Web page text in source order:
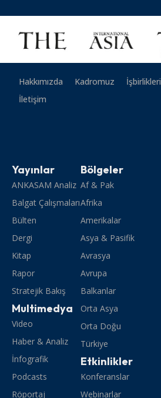
Hakkımızda Kadromuz İşbirlikleri
İletişim
Yayınlar
ANKASAM Analiz
Balgat Çalışmaları
Bülten
Dergi
Kitap
Rapor
Stratejik Bakış
Multimedya
Video
Haber & Analiz
İnfografik
Podcasts
Röportaj
Bölgeler
Af & Pak
Afrika
Amerikalar
Asya & Pasifik
Avrasya
Avrupa
Balkanlar
Orta Asya
Orta Doğu
Türkiye
Etkinlikler
Konferanslar
Webinarlar